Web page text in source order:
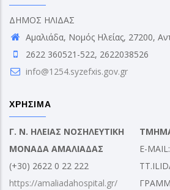
ΔΗΜΟΣ ΗΛΙΔΑΣ
Αμαλιάδα, Νομός Ηλείας, 27200,
2622 360521-522, 2622038526
info@1254.syzefxis.gov.gr
ΧΡΗΣΙΜΑ
Γ. Ν. ΗΛΕΙΑΣ ΝΟΣΗΛΕΥΤΙΚΗ
ΜΟΝΑΔΑ ΑΜΑΛΙΑΔΑΣ
(+30) 2622 0 22 222
https://amaliadahospital.gr/
E-MAIL: